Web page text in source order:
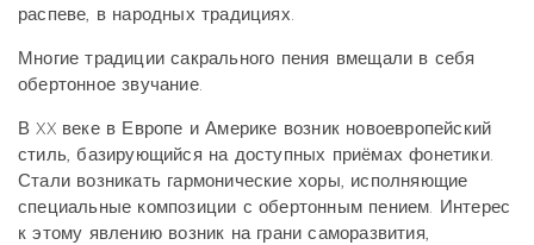
распеве, в народных традициях.
Многие традиции сакрального пения вмещали в себя
обертонное звучание.
В XX веке в Европе и Америке возник новоевропейский
стиль, базирующийся на доступных приёмах фонетики.
Стали возникать гармонические хоры, исполняющие
специальные композиции с обертонным пением. Интерес
к этому явлению возник на грани саморазвития,